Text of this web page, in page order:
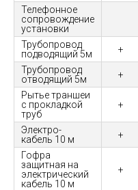
Телефонное
сопровождение
установки
Трубопровод
подводящий 5м
+
Трубопровод
отводящий 5м
+
Рытье траншеи
с прокладкой
труб
+
Электро-
кабель 10 м
+
Гофра
защитная на
электрический
кабель 10 м
+